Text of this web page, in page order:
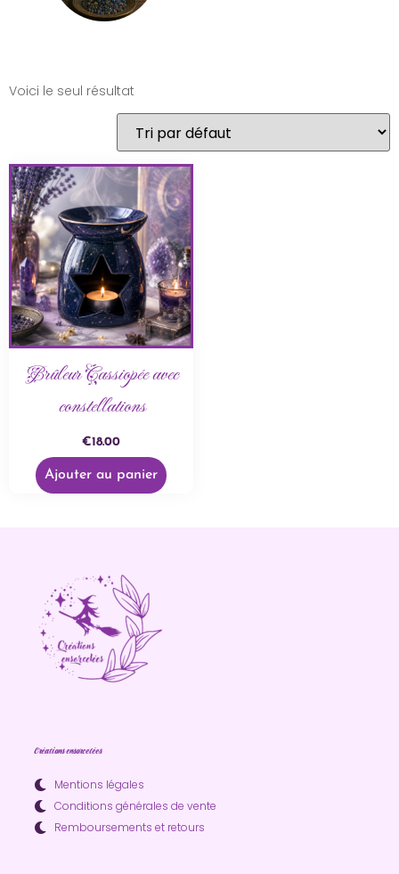
Voici le seul résultat
Brûleur Cassiopée avec
constellations
€18.00
Ajouter au panier
Créations ensorcelées
Mentions légales
Conditions générales de vente
Remboursements et retours